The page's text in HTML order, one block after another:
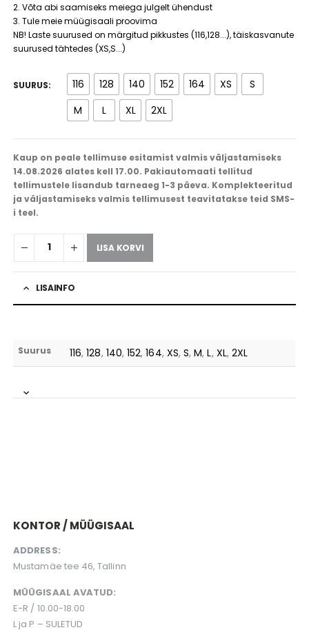
2. Võta abi saamiseks meiega julgelt ühendust
3. Tule meie müügisaali proovima
NB! Laste suurused on märgitud pikkustes (116,128...), täiskasvanute
suurused tähtedes (XS,S...)
SUURUS 116 128 140 152 164 XS
S
M
L XL 2XL
Kaup on peale tellimuse esitamist valmis väljastamiseks
14.08.2026 alates kell 17.00. Pakiautomaati tellitud
tellimustele lisandub tarneaeg 1-3 päeva. Komplekteeritud
ja väljastamiseks valmis tellimusest teavitatakse teid SMS-
i teel.
LISA KORVI
LISAINFO
Suurus 116,128, 140,152,164, XS,S,M,L, XL, 2XL
KONTOR / MÜÜGISAAL
ADDRESS:
Mustamäe tee 46, Tallinn
MÜÜGISAAL AVATUD:
E-R / 10.00-18.00
L ja P – SULETUD